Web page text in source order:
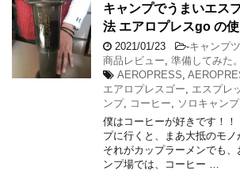
キャンプでうまいエス
法 エアロプレスgo の
2021/01/23 -キャンプ
商品レビュー 準備してみた。
AEROPRESS
エアロプレスゴー
エスプレ
ンプ, コーヒー ソロキャンプ,
僕はコーヒーが好きです！
プに行くと、まあ大抵のモノ
それがカップラーメンでも
ンプ場では、コーヒー …